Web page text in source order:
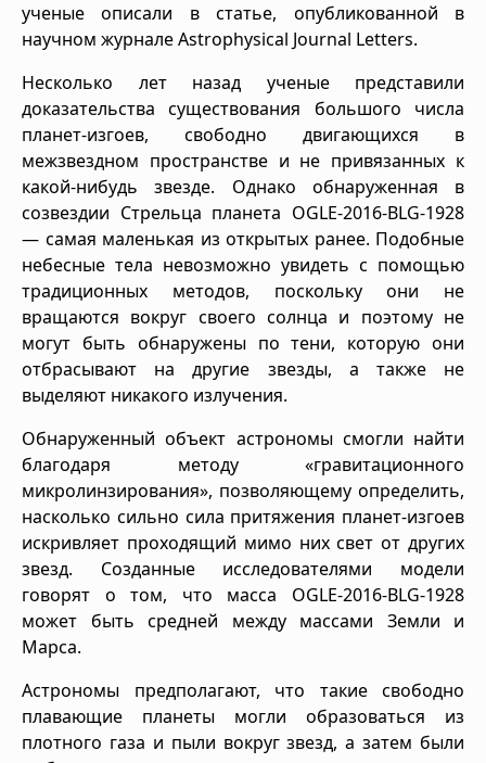
ученые описали в статье, опубликованной в
научном журнале Astrophysical Journal Letters.
Несколько лет назад ученые представили
доказательства существования большого числа
планет-изгоев, свободно двигающихся в
межзвездном пространстве и не привязанных к
какой-нибудь звезде. Однако обнаруженная в
созвездии Стрельца планета OGLE-2016-BLG-1928
— самая маленькая из открытых ранее. Подобные
небесные тела невозможно увидеть с помощью
традиционных методов, поскольку они не
вращаются вокруг своего солнца и поэтому не
могут быть обнаружены по тени, которую они
отбрасывают на другие звезды, а также не
выделяют никакого излучения.
Обнаруженный объект астрономы смогли найти
благодаря методу «гравитационного
микролинзирования», позволяющему определить,
насколько сильно сила притяжения планет-изгоев
искривляет проходящий мимо них свет от других
звезд. Созданные исследователями модели
говорят о том, что масса OGLE-2016-BLG-1928
может быть средней между массами Земли и
Марса.
Астрономы предполагают, что такие свободно
плавающие планеты могли образоваться из
плотного газа и пыли вокруг звезд, а затем были